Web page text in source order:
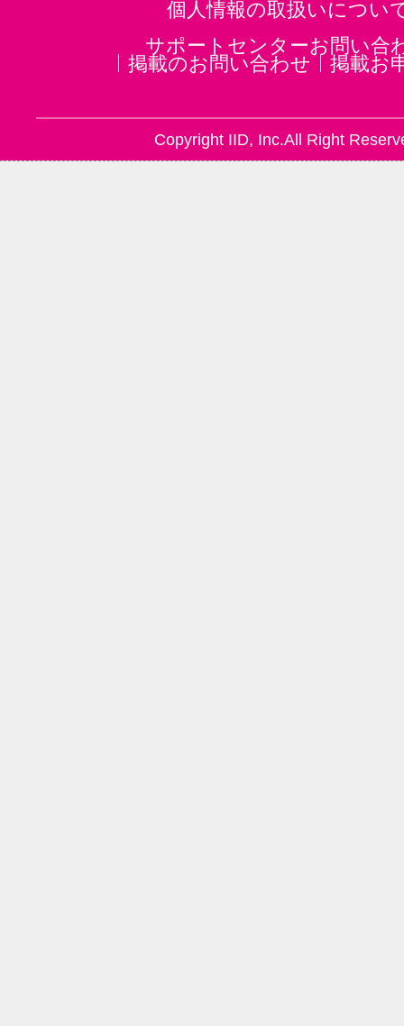
個人情報の取扱いについ
サポートセンターお問い合
掲載のお問い合わせ
掲載お
Copyright IID, Inc.All Right